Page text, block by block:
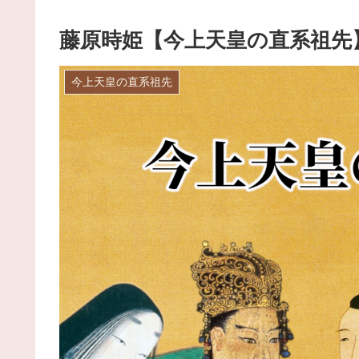
藤原時姫【今上天皇の直系祖先
今上天皇の直系祖先